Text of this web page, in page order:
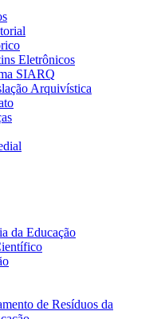
Eletrônicos
SIARQ
Arquivística
da Educação
de Resíduos da